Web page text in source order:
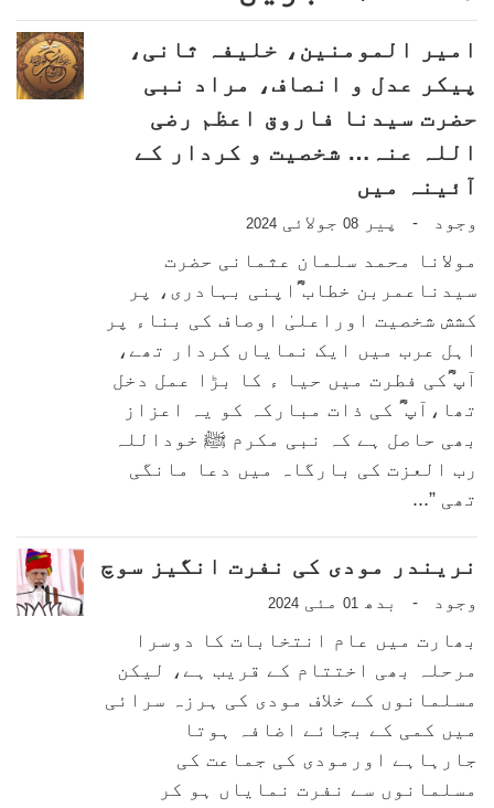
امیر المومنین، خلیفہ ثانی،
پیکر عدل و انصاف، مراد نبی
حضرت سیدنا فاروق اعظم رضی
اللہ عنہ… شخصیت و کردار کے
آئینہ میں
وجود - پیر 08 جولائی 2024
مولانا محمد سلمان عثمانی حضرت
سیدناعمربن خطاب ؓاپنی بہادری، پر
کشش شخصیت اوراعلیٰ اوصاف کی بناء پر
اہل عرب میں ایک نمایاں کردار تھے،
آپ ؓکی فطرت میں حیا ء کا بڑا عمل دخل
تھا،آپ ؓ کی ذات مبارکہ کو یہ اعزاز
بھی حاصل ہے کہ نبی مکرم ﷺ خوداللہ
رب العزت کی بارگاہ میں دعا مانگی
تھی ”...
نریندر مودی کی نفرت انگیز سوچ
وجود - بدھ 01 مئی 2024
بھارت میں عام انتخابات کا دوسرا
مرحلہ بھی اختتام کے قریب ہے، لیکن
مسلمانوں کے خلاف مودی کی ہرزہ سرائی
میں کمی کے بجائے اضافہ ہوتا
جارہاہے اورمودی کی جماعت کی
مسلمانوں سے نفرت نمایاں ہو کر